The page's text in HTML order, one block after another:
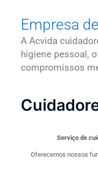
Empresa
A Acvida
higiene pessoal,
compromissos
Serviço de
Oferecemos nossos